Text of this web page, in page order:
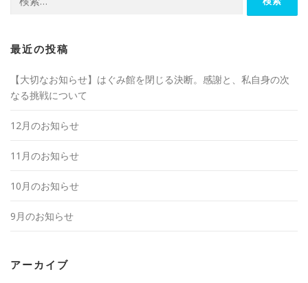
索:
最近の投稿
【大切なお知らせ】はぐみ館を閉じる決断。感謝と、私自身の次
なる挑戦について
12月のお知らせ
11月のお知らせ
10月のお知らせ
9月のお知らせ
アーカイブ